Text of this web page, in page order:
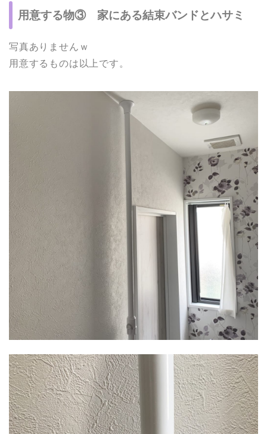
用意する物③ 家にある結束バンドとハサミ
写真ありませんｗ
用意するものは以上です。